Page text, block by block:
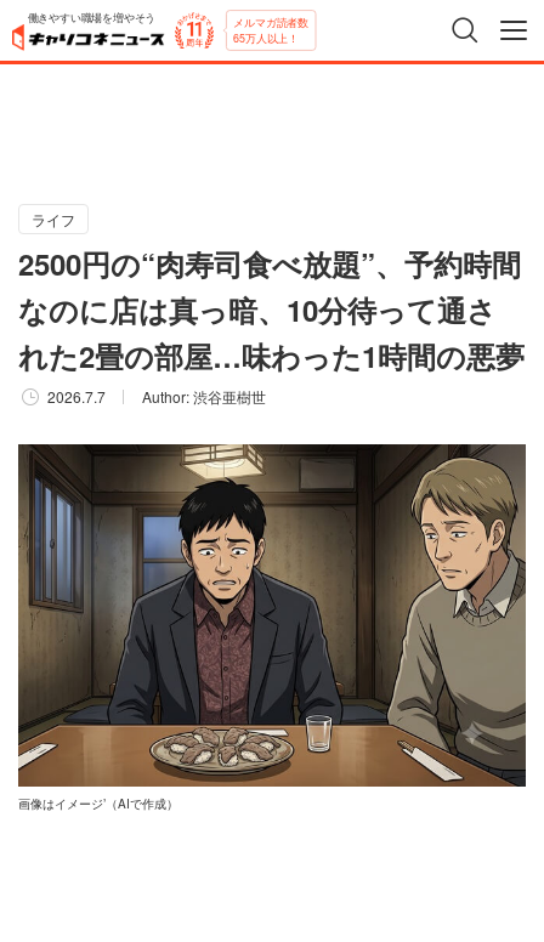
働きやすい職場を増やそう メルマガ読者数
65万人以上！
ライフ
2500円の“肉寿司食べ放題”、予約時間
なのに店は真っ暗、10分待って通さ
れた2畳の部屋…味わった1時間の悪夢
2026.7.7 Author:渋谷亜樹世
画像はイメージ’（AIで作成）